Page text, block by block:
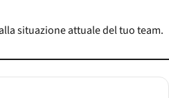
situazione attuale del tuo team.